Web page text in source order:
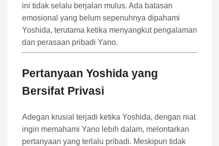
ini tidak selalu berjalan mulus. Ada batasan
emosional yang belum sepenuhnya dipahami
Yoshida, terutama ketika menyangkut pengalaman
dan perasaan pribadi Yano.
Pertanyaan Yoshida yang
Bersifat Privasi
Adegan krusial terjadi ketika Yoshida, dengan niat
ingin memahami Yano lebih dalam, melontarkan
pertanyaan yang terlalu pribadi. Meskipun tidak